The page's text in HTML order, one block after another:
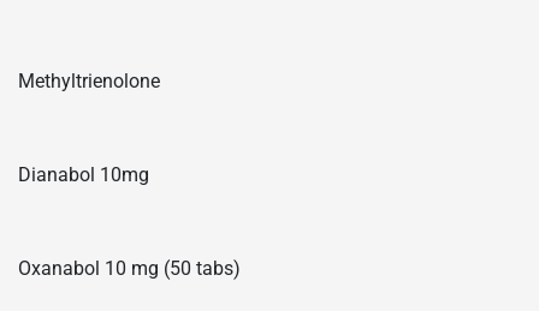
Methyltrienolone
Dianabol 10mg
Oxanabol 10 mg (50 tabs)